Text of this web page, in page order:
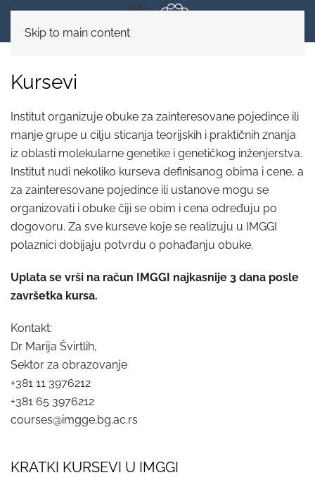
Skip to main content
Kursevi
Institut organizuje obuke za zainteresovane pojedince ili
manje grupe u cilju sticanja teorijskih i praktičnih znanja
iz oblasti molekularne genetike i genetičkog inženjerstva.
Institut nudi nekoliko kurseva definisanog obima i cene, a
za zainteresovane pojedince ili ustanove mogu se
organizovati i obuke čiji se obim i cena određuju po
dogovoru. Za sve kurseve koje se realizuju u IMGGI
polaznici dobijaju potvrdu o pohađanju obuke.
Uplata se vrši na račun IMGGI najkasnije 3 dana posle
završetka kursa.
Kontakt:
Dr Marija Švirtlih,
Sektor za obrazovanje
+381 11 3976212
+381 65 3976212
courses@imgge.bg.ac.rs
KRATKI KURSEVI U IMGGI